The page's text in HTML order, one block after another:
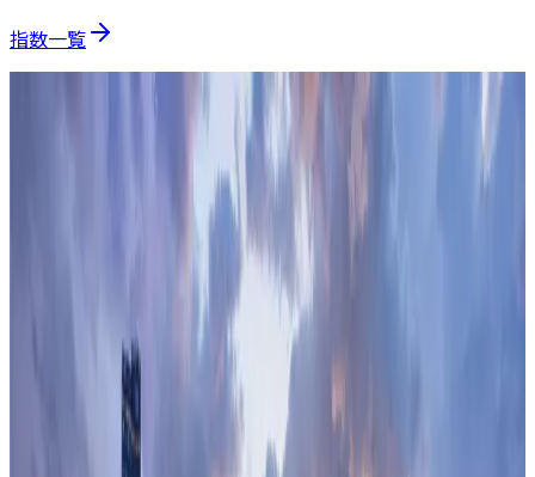
指数一覧
調査レポート
暗号資産・オンチェーン金融の市場動向、セクター分析、制
度動向をまとめた調査レポートを公開しています。
データダッシュボード
暗号資産市場におけるセクターインデックスの必